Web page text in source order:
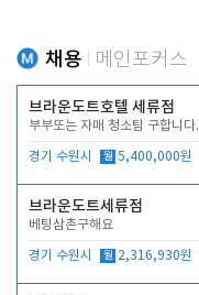
채용 메인포커스
브라운도트호텔 세류점
부부또는 자매 청소팀 구합니다.
경기 수원시 월 5,400,000원
브라운도트세류점
베팅삼촌구해요
경기 수원시 월 2,316,930원